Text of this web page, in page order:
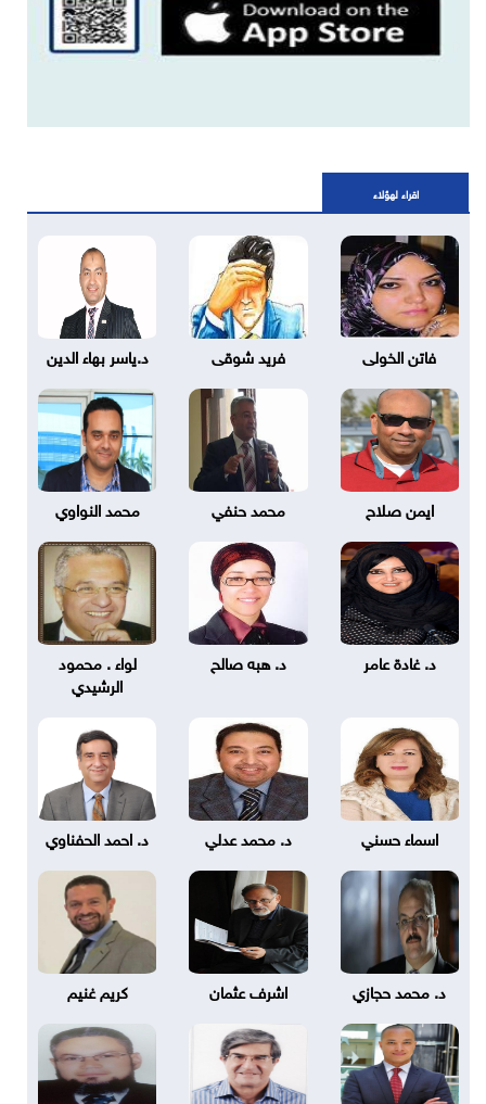
اقراء لهؤلاء
فاتن الخولى فريد شوقى د.ياسر بهاء الدين
ايمن صلاح محمد حنفي محمد النواوي
د. غادة عامر د. هبه صالح
لواء . محمود
الرشيدي
اسماء حسني د. محمد عدلي د. احمد الحفناوي
د. محمد حجازي اشرف عثمان كريم غنيم